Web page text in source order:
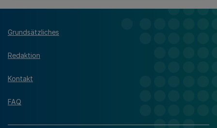
Grundsätzliches
Redaktion
Kontakt
FAQ